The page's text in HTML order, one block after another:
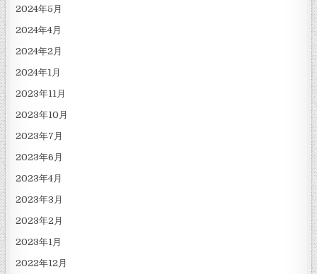
2024年5月
2024年4月
2024年2月
2024年1月
2023年11月
2023年10月
2023年7月
2023年6月
2023年4月
2023年3月
2023年2月
2023年1月
2022年12月